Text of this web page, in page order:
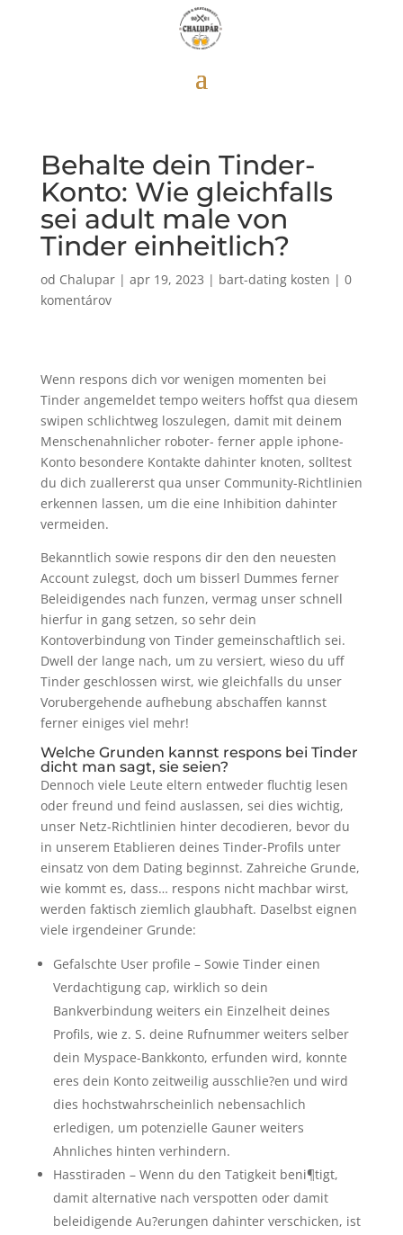
Behalte dein Tinder-
Konto: Wie gleichfalls
sei adult male von
Tinder einheitlich?
od Chalupar| apr 19, 2023 | bart-dating kosten | 0
komentárov
Wenn respons dich vor wenigen momenten bei
Tinder angemeldet tempo weiters hoffst qua diesem
swipen schlichtweg loszulegen, damit mit deinem
Menschenahnlicher roboter- ferner apple iphone-
Konto besondere Kontakte dahinter knoten, solltest
du dich zuallererst qua unser Community-Richtlinien
erkennen lassen, um die eine Inhibition dahinter
vermeiden.
Bekanntlich sowie respons dir den den neuesten
Account zulegst, doch um bisserl Dummes ferner
Beleidigendes nach funzen, vermag unser schnell
hierfur in gang setzen, so sehr dein
Kontoverbindung von Tinder gemeinschaftlich sei.
Dwell der lange nach, um zu versiert, wieso du uff
Tinder geschlossen wirst, wie gleichfalls du unser
Vorubergehende aufhebung abschaffen kannst
ferner einiges viel mehr!
Welche Grunden kannst respons bei Tinder
dicht man sagt, sie seien?
Dennoch viele Leute eltern entweder fluchtig lesen
oder freund und feind auslassen, sei dies wichtig,
unser Netz-Richtlinien hinter decodieren, bevor du
in unserem Etablieren deines Tinder-Profils unter
einsatz von dem Dating beginnst. Zahreiche Grunde,
wie kommt es, dass… respons nicht machbar wirst,
werden faktisch ziemlich glaubhaft. Daselbst eignen
viele irgendeiner Grunde:
Gefalschte User profile – Sowie Tinder einen
Verdachtigung cap, wirklich so dein
Bankverbindung weiters ein Einzelheit deines
Profils, wie z. S. deine Rufnummer weiters selber
dein Myspace-Bankkonto, erfunden wird, konnte
eres dein Konto zeitweilig ausschlie?en und wird
dies hochstwahrscheinlich nebensachlich
erledigen, um potenzielle Gauner weiters
Ahnliches hinten verhindern.
Hasstiraden – Wenn du den Tatigkeit beni¶tigt,
damit alternative nach verspotten oder damit
beleidigende Au?erungen dahinter verschicken, ist